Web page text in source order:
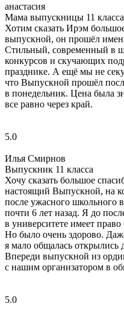
анастасия
Мама выпускницы 11 класса
Хотим сказать Ирэм
выпускной, он прошёл
Стильный, современный в
конкурсов и скучающих
празднике. А ещё мы не
что Выпускной прошёл
в понедельник. Цена была
все равно через край.
5.0
Илья Смирнов
Выпускник 11 класса
Хочу сказать большое
настоящий Выпускной, на
после ужасного школьного
почти 6 лет назад. Я до
в университете имеет
Но было очень здорово.
я мало общалась открылись
Впереди выпускной из
с нашим организатором в
5.0